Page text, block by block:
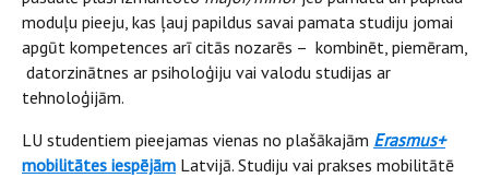
moduļu pieeju, kas ļauj papildus savai pamata studiju jomai
apgūt kompetences arī citās nozarēs – kombinēt, piemēram,
datorzinātnes ar psiholoģiju vai valodu studijas ar
tehnoloģijām.
LU studentiem pieejamas vienas no plašākajām Erasmus+
mobilitātes iespējām Latvijā. Studiju vai prakses mobilitātē